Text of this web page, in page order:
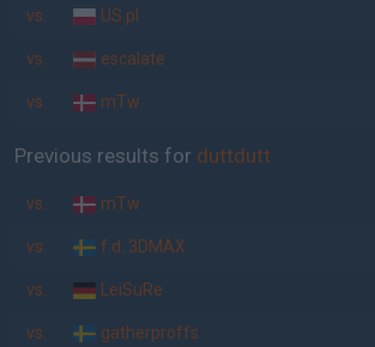
vs. US.pl
vs. escalate
vs. mTw
Previous results for duttdutt
vs. mTw
vs. f.d. 3DMAX
vs. LeiSuRe
vs. gatherproffs